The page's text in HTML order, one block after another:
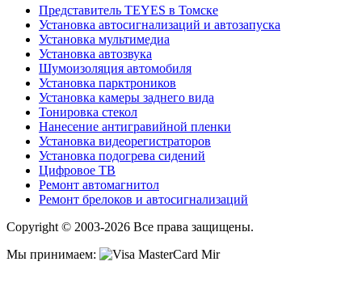
Представитель TEYES в Томске
Установка автосигнализаций и автозапуска
Установка мультимедиа
Установка автозвука
Шумоизоляция автомобиля
Установка парктроников
Установка камеры заднего вида
Тонировка стекол
Нанесение антигравийной пленки
Установка видеорегистраторов
Установка подогрева сидений
Цифровое ТВ
Ремонт автомагнитол
Ремонт брелоков и автосигнализаций
Copyright © 2003-2026 Все права защищены.
Мы принимаем: